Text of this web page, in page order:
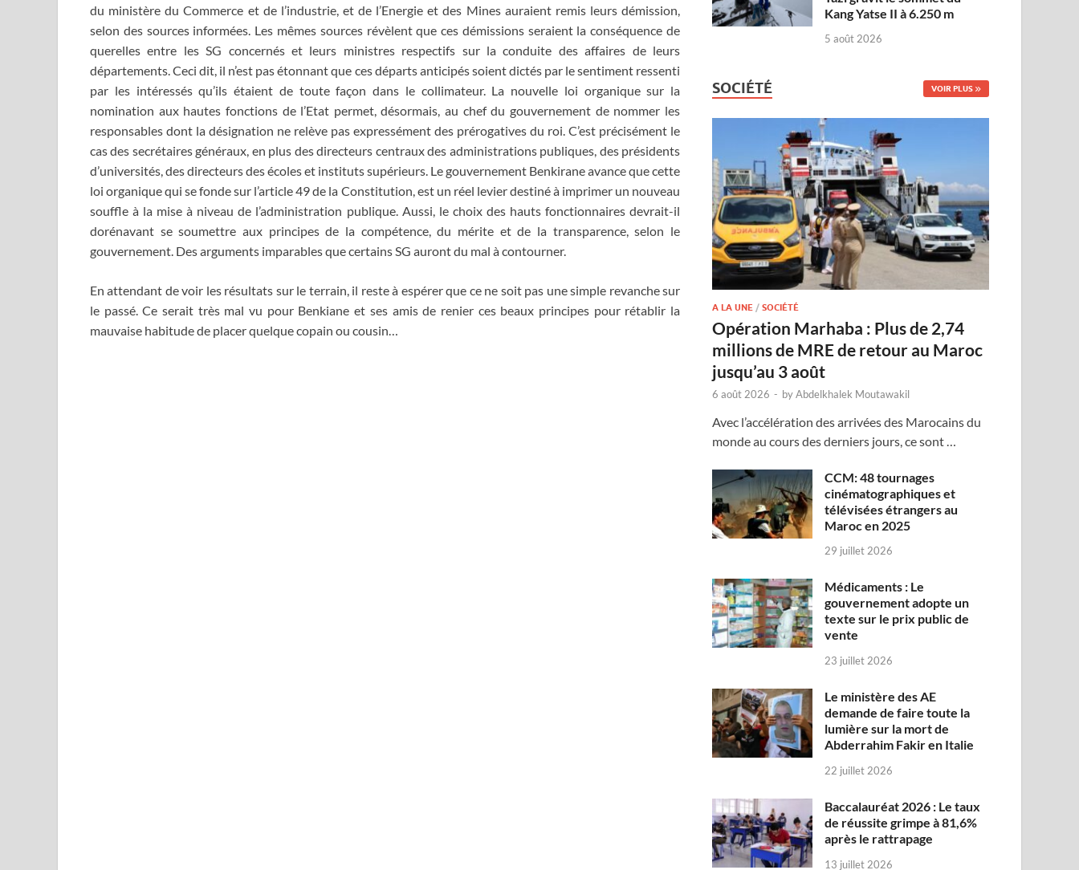
du ministère du Commerce et de l’industrie, et de l’Energie et des Mines auraient remis leurs démission,
selon des sources informées. Les mêmes sources révèlent que ces démissions seraient la conséquence de
querelles entre les SG concernés et leurs ministres respectifs sur la conduite des affaires de leurs
départements. Ceci dit, il n’est pas étonnant que ces départs anticipés soient dictés par le sentiment ressenti
par les intéressés qu’ils étaient de toute façon dans le collimateur. La nouvelle loi organique sur la
nomination aux hautes fonctions de l’Etat permet, désormais, au chef du gouvernement de nommer les
responsables dont la désignation ne relève pas expressément des prérogatives du roi. C’est précisément le
cas des secrétaires généraux, en plus des directeurs centraux des administrations publiques, des présidents
d’universités, des directeurs des écoles et instituts supérieurs. Le gouvernement Benkirane avance que cette
loi organique qui se fonde sur l’article 49 de la Constitution, est un réel levier destiné à imprimer un nouveau
souffle à la mise à niveau de l’administration publique. Aussi, le choix des hauts fonctionnaires devrait-il
dorénavant se soumettre aux principes de la compétence, du mérite et de la transparence, selon le
gouvernement. Des arguments imparables que certains SG auront du mal à contourner.
En attendant de voir les résultats sur le terrain, il reste à espérer que ce ne soit pas une simple revanche sur
le passé. Ce serait très mal vu pour Benkiane et ses amis de renier ces beaux principes pour rétablir la
mauvaise habitude de placer quelque copain ou cousin…
Kang Yatse II à 6.250 m
5 août 2026
SOCIÉTÉ VOIR PLUS
A LA UNE /SOCIÉTÉ
Opération Marhaba : Plus de 2,74
millions de MRE de retour au Maroc
jusqu’au 3 août
6 août 2026 - byAbdelkhalek Moutawakil
Avec l’accélération des arrivées des Marocains du
monde au cours des derniers jours, ce sont …
CCM: 48 tournages
cinématographiques et
télévisées étrangers au
Maroc en 2025
29 juillet 2026
Médicaments : Le
gouvernement adopte un
texte sur le prix public de
vente
23 juillet 2026
Le ministère des AE
demande de faire toute la
lumière sur la mort de
Abderrahim Fakir en Italie
22 juillet 2026
Baccalauréat 2026 : Le taux
de réussite grimpe à 81,6%
après le rattrapage
13 juillet 2026